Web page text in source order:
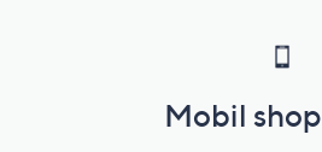
Mobil